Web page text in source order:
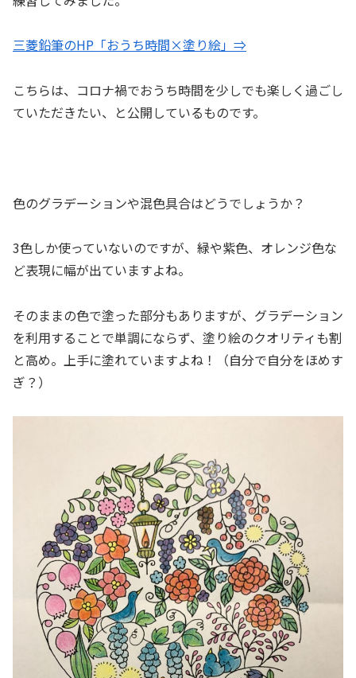
三菱鉛筆のHP「おうち時間×塗り絵」⇒
こちらは、コロナ禍でおうち時間を少しでも楽しく過ごし
ていただきたい、と公開しているものです。
色のグラデーションや混色具合はどうでしょうか？
3色しか使っていないのですが、緑や紫色、オレンジ色な
ど表現に幅が出ていますよね。
そのままの色で塗った部分もありますが、グラデーション
を利用することで単調にならず、塗り絵のクオリティも割
と高め。上手に塗れていますよね！（自分で自分をほめす
ぎ？）